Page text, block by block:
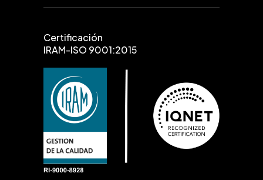
Certificación
IRAM-ISO 9001:2015